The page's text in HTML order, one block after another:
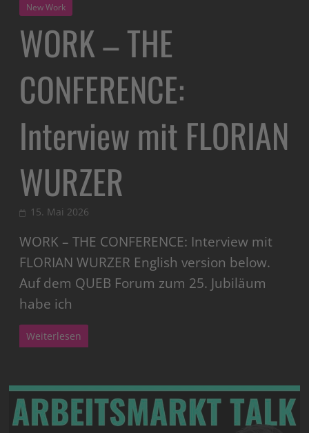
New Work
WORK – THE
CONFERENCE:
Interview mit FLORIAN
WURZER
15. Mai 2026
WORK – THE CONFERENCE: Interview mit
FLORIAN WURZER English version below.
Auf dem QUEB Forum zum 25. Jubiläum
habe ich
Weiterlesen